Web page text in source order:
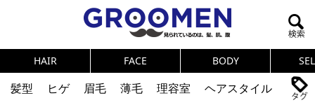
HAIR FACE BODY
髪型 ヒゲ 眉毛 薄毛 理容室
ヘアスタイル